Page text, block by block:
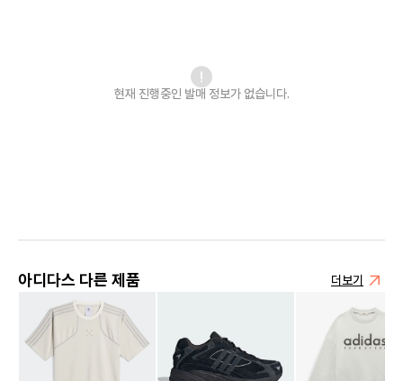
현재 진행중인 발매 정보가 없습니다.
아디다스 다른 제품 더보기